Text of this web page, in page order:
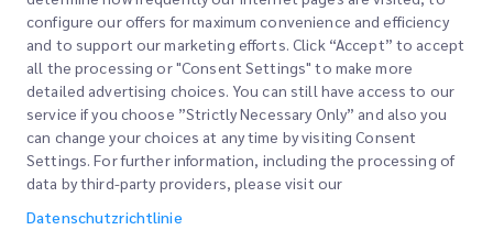
Schnelllinks
Bürostandorte
Unternehmen
configure our offers for maximum convenience and efficiency
and to support our marketing efforts. Click “Accept” to accept
all the processing or "Consent Settings" to make more
detailed advertising choices. You can still have access to our
service if you choose ”Strictly Necessary Only” and also you
can change your choices at any time by visiting Consent
Settings. For further information, including the processing of
data by third-party providers, please visit our
Datenschutzrichtlinie